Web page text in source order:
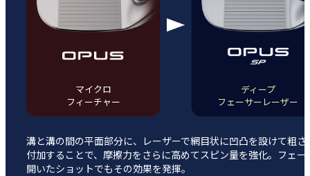
マイクロ
フィーチャー
ディープ
フェーサーレーザー
溝と溝の間の平面部分に、レーザーで網目状に凹凸を設けて粗さ
付加することで、摩擦力をさらに高めてスピン量を強化。フェー
開いたショットでもその効果を発揮。